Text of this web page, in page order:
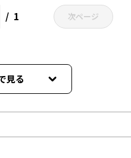
1 次ページ
見る